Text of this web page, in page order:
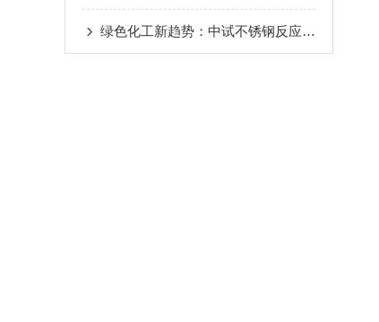
绿色化工新趋势：中试不锈钢反应釜的环保应用